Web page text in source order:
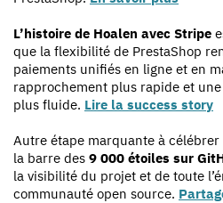
L’histoire de Hoalen avec Stripe
que la flexibilité de PrestaShop
paiements unifiés en ligne et en
rapprochement plus rapide et
plus fluide. Lire la success story
Autre étape marquante à
la barre des 9 000 étoiles sur
la visibilité du projet et de toute
communauté open source.